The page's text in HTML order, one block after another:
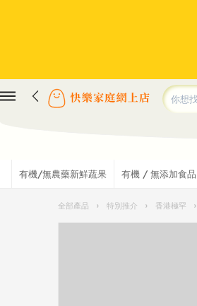
有機/無農藥新鮮蔬果 有機 / 無添加食品
全部產品 › 特別推介 › 香港極罕 ›